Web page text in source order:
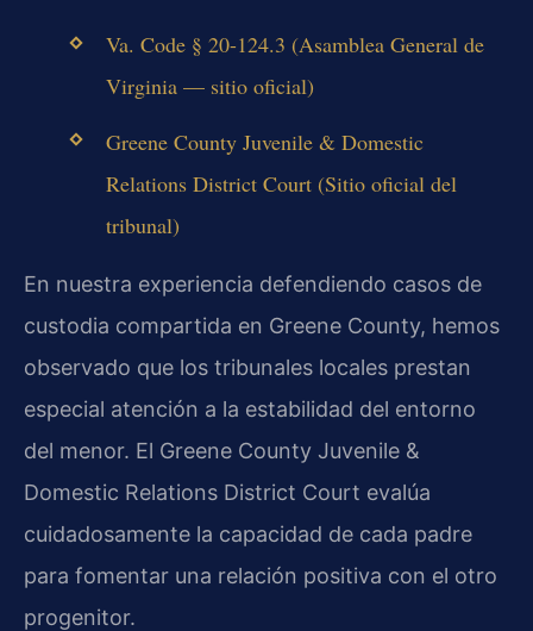
Va. Code § 20-124.3 (Asamblea General de
Virginia — sitio oficial)
Greene County Juvenile & Domestic
Relations District Court (Sitio oficial del
tribunal)
En nuestra experiencia defendiendo casos de
custodia compartida en Greene County, hemos
observado que los tribunales locales prestan
especial atención a la estabilidad del entorno
del menor. El Greene County Juvenile &
Domestic Relations District Court evalúa
cuidadosamente la capacidad de cada padre
para fomentar una relación positiva con el otro
progenitor.